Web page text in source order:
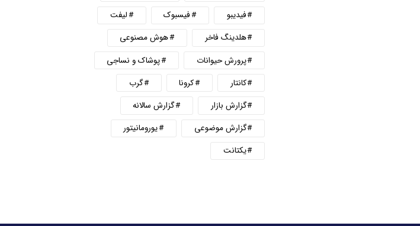
فیدیبو
فیسبوک
لیفت
هلدینگ فاخر
هوش مصنوعی
پرورش حیوانات
پوشاک و نساجی
کانتار
کرونا
گرب
گزارش بازار
گزارش سالانه
گزارش موضوعی
یورومانیتور
یکتانت